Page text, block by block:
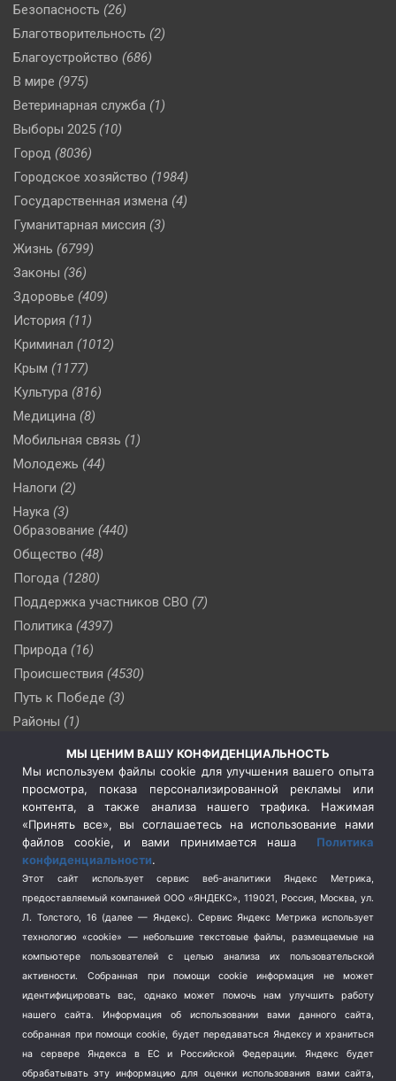
Безопасность (26)
Благотворительность (2)
Благоустройство (686)
В мире (975)
Ветеринарная служба (1)
Выборы 2025 (10)
Город (8036)
Городское хозяйство (1984)
Государственная измена (4)
Гуманитарная миссия (3)
Жизнь (6799)
Законы (36)
Здоровье (409)
История (11)
Криминал (1012)
Крым (1177)
Культура (816)
Медицина (8)
Мобильная связь (1)
Молодежь (44)
Налоги (2)
Наука (3)
Образование (440)
Общество (48)
Погода (1280)
Поддержка участников СВО (7)
Политика (4397)
Природа (16)
Происшествия (4530)
Путь к Победе (3)
Районы (1)
Сельское хозяйство (3)
Социальная политика
(3)
Спецоперация в Украине
Спецоперация на Украине
(404)
Спорт (740)
Терроризм (1)
Транспорт (262)
Туризм (178)
Флот (76)
Школа и спорт (2)
Экология (8)
МЫ ЦЕНИМ ВАШУ КОНФИДЕНЦИАЛЬНОСТЬ
Мы используем файлы cookie для улучшения вашего опыта
просмотра, показа персонализированной рекламы или
контента, а также анализа нашего трафика. Нажимая
«Принять все», вы соглашаетесь на использование нами
файлов cookie, и вами принимается наша Политика
конфиденциальности.
Этот сайт использует сервис веб-аналитики Яндекс Метрика,
предоставляемый компанией ООО «ЯНДЕКС», 119021, Россия, Москва, ул.
Л. Толстого, 16 (далее — Яндекс). Сервис Яндекс Метрика использует
технологию «cookie» — небольшие текстовые файлы, размещаемые на
компьютере пользователей с целью анализа их пользовательской
активности.
Собранная при помощи cookie информация не может
идентифицировать вас, однако может помочь нам улучшить работу
нашего сайта. Информация об использовании вами данного сайта,
собранная при помощи cookie, будет передаваться Яндексу и храниться
на сервере Яндекса в ЕС и Российской Федерации. Яндекс будет
обрабатывать эту информацию для оценки использования вами сайта,